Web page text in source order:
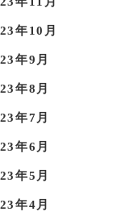
年10月
年9月
年8月
年7月
年6月
年5月
年4月